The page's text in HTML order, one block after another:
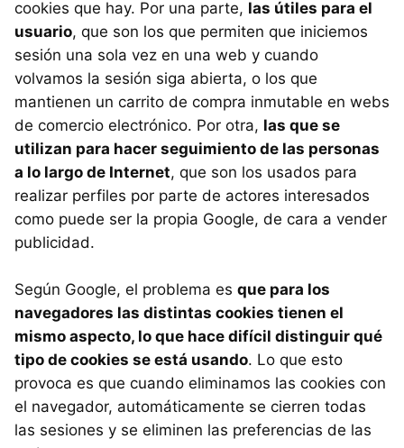
cookies que hay. Por una parte, las útiles para el
usuario, que son los que permiten que iniciemos
sesión una sola vez en una web y cuando
volvamos la sesión siga abierta, o los que
mantienen un carrito de compra inmutable en webs
de comercio electrónico. Por otra, las que se
utilizan para hacer seguimiento de las personas
a lo largo de Internet, que son los usados para
realizar perfiles por parte de actores interesados
como puede ser la propia Google, de cara a vender
publicidad.
Según Google, el problema es que para los
navegadores las distintas cookies tienen el
mismo aspecto, lo que hace difícil distinguir qué
tipo de cookies se está usando. Lo que esto
provoca es que cuando eliminamos las cookies con
el navegador, automáticamente se cierren todas
las sesiones y se eliminen las preferencias de las